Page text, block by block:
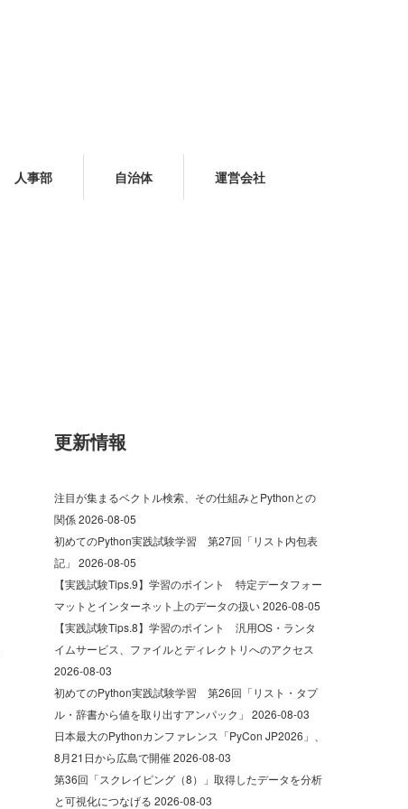
人事部 自治体 運営会社
更新情報
注目が集まるベクトル検索、その仕組みとPythonとの
関係2026-08-05
初めてのPython実践試験学習 第27回「リスト内包表
記」 2026-08-05
【実践試験Tips.9】学習のポイント 特定データフォー
マットとインターネット上のデータの扱い2026-08-05
【実践試験Tips.8】学習のポイント 汎用OS・ランタ
イムサービス、ファイルとディレクトリへのアクセス
2026-08-03
初めてのPython実践試験学習 第26回「リスト・タプ
ル・辞書から値を取り出すアンパック」 2026-08-03
日本最大のPythonカンファレンス「PyCon JP2026」、
8月21日から広島で開催2026-08-03
第36回「スクレイピング（8）」取得したデータを分析
と可視化につなげる 2026-08-03